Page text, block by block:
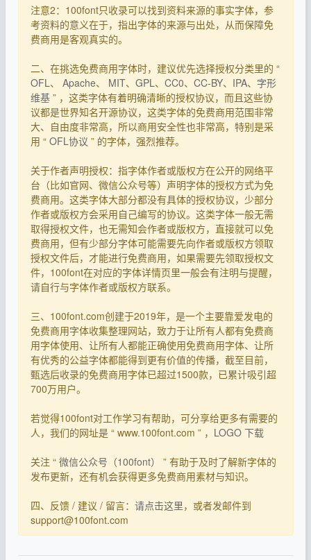
注意2：100font只收录可以找到资料来源的事实字体，参
考资料的意义在于，指出字体的来源与出处，从而保障免
费商用是客观真实的。
二、在挑选免费商用字体时，建议优先选择授权分类里的 “
OFL、 Apache、 MIT、 GPL、 CC0、 CC-BY、 IPA、 字形
维基 ” ，这类字体有着明确清晰的授权协议，而且这些协
议都是世界知名开源协议，这类字体的免费商用范围非常
大、自由度非常高，所以商用安全性也非常高，特别是采
用 “ OFL协议 ” 的字体，强烈推荐。
关于作者声明授权：指字体作者或版权方在公开的网络平
台（比如官网、微信公众号等）声明字体的授权方式为免
费商用。这类字体大部分都没有具体的授权协议，少部分
作者或版权方会采用自己编写的协议。这类字体一般无需
取得授权文件，也无需知会作者或版权方，直接就可以免
费商用，但有少部分字体可能需要先向作者或版权方领取
授权文件后，才能进行免费商用，如果需要先领取授权文
件，100font在对应的字体详情页里一般会有注明与提醒，
请自行与字体作者或版权方联系。
三、100font.com创建于2019年，是一个主要靠爱发电的
免费商用字体收集整理网站，致力于让所有人都有免费商
用字体使用、让所有人都能正确使用免费商用字体、让所
有优秀的公益字体都能得到更有价值的传播，截至目前，
甄选后收录的免费商用字体已超过1500款，已累计吸引超
700万用户。
若觉得100font对工作学习有帮助，可分享给更多有需要的
人，我们的网址是 “ www.100font.com ” ， LOGO 下载
关注 “ 微信公众号（100font）
” 有助于及时了解新字体的
发布更新，还有机会获得更多免费商用素材与知识。
四、反馈 / 建议 / 留言： 请点击这里，或者发邮件到
support@100font.com